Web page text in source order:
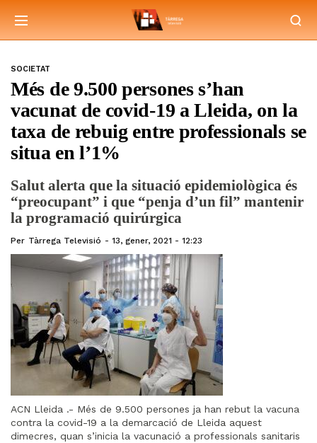
SOCIETAT
Més de 9.500 persones s’han
vacunat de covid-19 a Lleida, on la
taxa de rebuig entre professionals se
situa en l’1%
Salut alerta que la situació epidemiològica és
“preocupant” i que “penja d’un fil” mantenir
la programació quirúrgica
Per Tàrrega Televisió 13, gener, 2021 - 12:23
ACN Lleida .- Més de 9.500 persones ja han rebut la vacuna
contra la covid-19 a la demarcació de Lleida aquest
dimecres, quan s’inicia la vacunació a professionals sanitaris